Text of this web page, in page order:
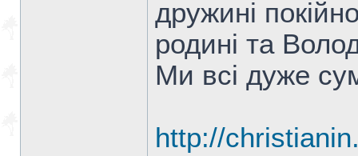
дружині
родині та
Ми всі дуже
http://